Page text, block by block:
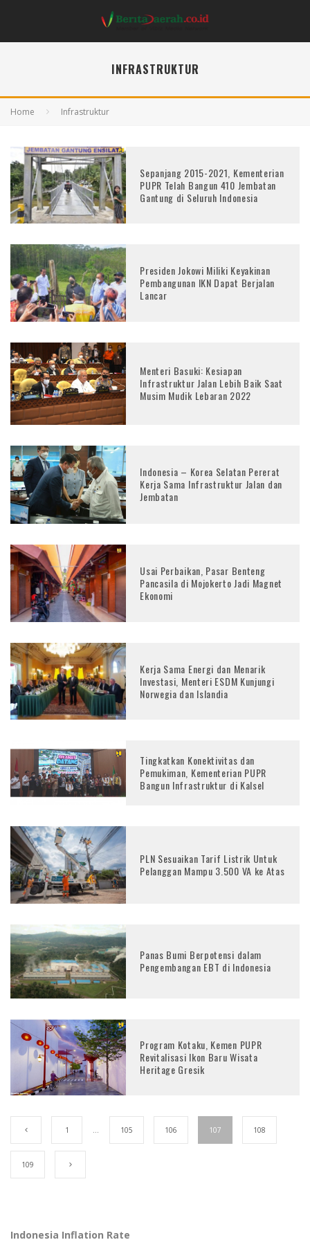
INFRASTRUKTUR
Home Infrastruktur
Sepanjang 2015-2021, Kementerian
PUPR Telah Bangun 410 Jembatan
Gantung di Seluruh Indonesia
Presiden Jokowi Miliki Keyakinan
Pembangunan IKN Dapat Berjalan
Lancar
Menteri Basuki: Kesiapan
Infrastruktur Jalan Lebih Baik Saat
Musim Mudik Lebaran 2022
Indonesia – Korea Selatan Pererat
Kerja Sama Infrastruktur Jalan dan
Jembatan
Usai Perbaikan, Pasar Benteng
Pancasila di Mojokerto Jadi Magnet
Ekonomi
Kerja Sama Energi dan Menarik
Investasi, Menteri ESDM Kunjungi
Norwegia dan Islandia
Tingkatkan Konektivitas dan
Pemukiman, Kementerian PUPR
Bangun Infrastruktur di Kalsel
PLN Sesuaikan Tarif Listrik Untuk
Pelanggan Mampu 3.500 VA ke Atas
Panas Bumi Berpotensi dalam
Pengembangan EBT di Indonesia
Program Kotaku, Kemen PUPR
Revitalisasi Ikon Baru Wisata
Heritage Gresik
1 105 106 107 108
109
Indonesia Inflation Rate